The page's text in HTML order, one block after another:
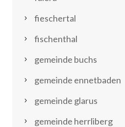
fieschertal
fischenthal
gemeinde buchs
gemeinde ennetbaden
gemeinde glarus
gemeinde herrliberg